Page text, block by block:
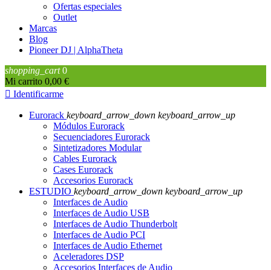
Ofertas especiales
Outlet
Marcas
Blog
Pioneer DJ | AlphaTheta
shopping_cart 0
Mi carrito 0,00 €
 Identificarme
Eurorack keyboard_arrow_down keyboard_arrow_up
Módulos Eurorack
Secuenciadores Eurorack
Sintetizadores Modular
Cables Eurorack
Cases Eurorack
Accesorios Eurorack
ESTUDIO keyboard_arrow_down keyboard_arrow_up
Interfaces de Audio
Interfaces de Audio USB
Interfaces de Audio Thunderbolt
Interfaces de Audio PCI
Interfaces de Audio Ethernet
Aceleradores DSP
Accesorios Interfaces de Audio